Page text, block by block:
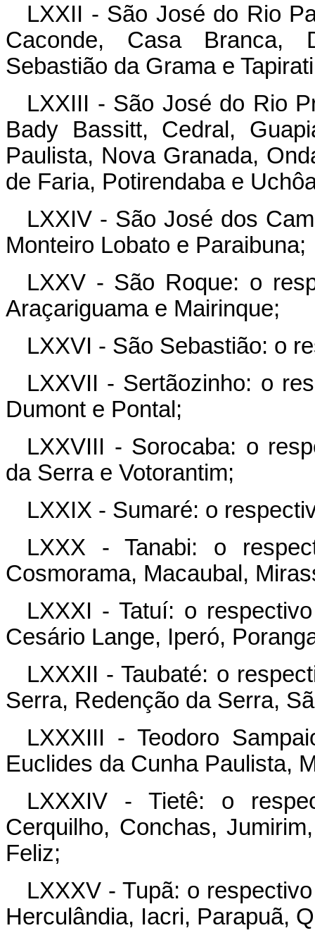
LXXII - São José do Rio
Caconde, Casa Branca,
Sebastião da Grama e
LXXIII - São José do Rio
Bady Bassitt, Cedral,
Paulista, Nova Granada,
de Faria, Potirendaba e
LXXIV - São José dos
Monteiro Lobato e Paraibuna;
LXXV - São Roque: o
Araçariguama e Mairinque;
LXXVI - São Sebastião: o
LXXVII - Sertãozinho: o
Dumont e Pontal;
LXXVIII - Sorocaba: o
da Serra e Votorantim;
LXXIX - Sumaré: o
LXXX - Tanabi: o
Cosmorama, Macaubal,
LXXXI - Tatuí: o
Cesário Lange, Iperó,
LXXXII - Taubaté: o
Serra, Redenção da Serra,
LXXXIII - Teodoro
Euclides da Cunha Paulista,
LXXXIV - Tietê: o
Cerquilho, Conchas,
Feliz;
LXXXV - Tupã: o
Herculândia, Iacri, Parapuã,